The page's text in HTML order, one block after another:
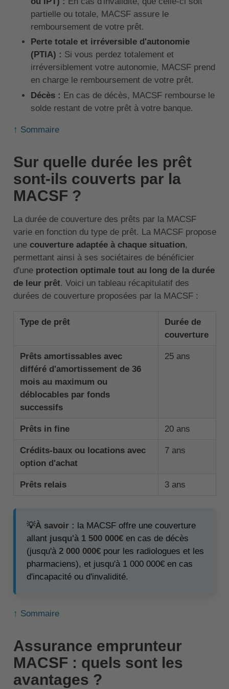
partielle ou totale, MACSF assure le
remboursement de votre prêt.
Perte totale et irréversible d'autonomie
(PTIA) : Si vous perdez totalement et
irréversiblement votre autonomie, MACSF prend
en charge le remboursement de votre prêt.
Décès : En cas de décès, MACSF rembourse le
solde restant de votre prêt à votre banque.
↑ Sommaire
Sur quelle durée les prêt
sont-ils couverts par la
MACSF ?
La durée de couverture des prêts par la MACSF
varie en fonction du type de prêt. La MACSF propose
une couverture adaptée à chaque situation,
permettant ainsi à ses sociétaires de bénéficier
d'une protection optimale tout au long de la durée
de leur prêt. Voici un tableau récapitulatif des
durées de couverture proposées par la MACSF :
Type de prêt
Durée de
couverture
Prêts amortissables avec
différé d'amortissement de 36
mois au maximum ou
déblocables par fonds
successifs
25 ans
Prêts in fine 20 ans
Crédits-baux ou locations avec
option d'achat
7 ans
Prêts relais 3 ans
💡À savoir : la MACSF offre une couverture
allant jusqu'à 1 500 000€en cas de décès
(jusqu'à 2 000 000€pour les radiologues et les
pharmaciens), et jusqu'à 1 000 000€ en cas
d'incapacité ou d'invalidité.
↑ Sommaire
Assurance emprunteur
MACSF : quels sont les
avantages ?